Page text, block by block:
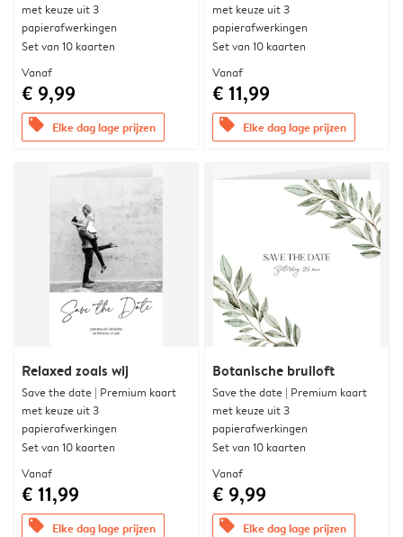
met keuze uit 3
papierafwerkingen
Set van 10 kaarten
Vanaf
€ 9,99
offers Elke dag lage prijzen
met keuze uit 3
papierafwerkingen
Set van 10 kaarten
Vanaf
€ 11,99
offers Elke dag lage prijzen
Relaxed zoals wij
Save the date | Premium kaart
met keuze uit 3
papierafwerkingen
Set van 10 kaarten
Vanaf
€ 11,99
offers Elke dag lage prijzen
Botanische bruiloft
Save the date | Premium kaart
met keuze uit 3
papierafwerkingen
Set van 10 kaarten
Vanaf
€ 9,99
offers Elke dag lage prijzen